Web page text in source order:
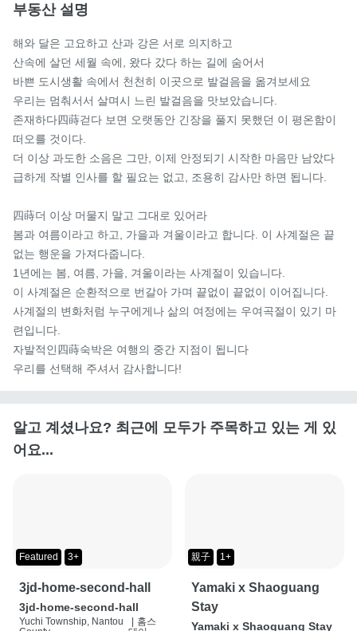
부동산 설명
해와 달은 고요하고 산과 강은 서로 의지하고
산속에 살던 세월 속에, 왔다 갔다 하는 길에 숨어서
바쁜 도시생활 속에서 천천히 이곳으로 발걸음을 옮겨보세요
우리는 멈춰서서 살며시 느린 발걸음을 맛보았습니다.
존재하다四蒔걷다 보면 오랫동안 긴장을 풀지 못했던 이 평온함이
떠오를 것이다.
더 이상 과도한 소음은 그만, 이제 안정되기 시작한 마음만 남았다
급하게 작별 인사를 할 필요는 없고, 조용히 감사만 하면 됩니다.
四蒔더 이상 머물지 말고 그대로 있어라
봄과 여름이라고 하고, 가을과 겨울이라고 합니다. 이 사계절은 끝
없는 행운을 가져다줍니다.
1년에는 봄, 여름, 가을, 겨울이라는 사계절이 있습니다.
이 사계절은 순환적으로 번갈아 가며 끝없이 끝없이 이어집니다.
사계절의 변화처럼 누구에게나 삶의 여정에는 우여곡절이 있기 마
련입니다.
자발적인四蒔숙박은 여행의 중간 지점이 됩니다
우리를 선택해 주셔서 감사합니다!
알고 계셨나요? 최근에 모두가 주목하고 있는 게 있
어요...
Featured 3+
3jd-home-second-hall
3jd-home-second-hall
Yuchi Township, Nantou
홈스
親子 1+
Yamaki x Shaoguang
Stay
Yamaki x Shaoguang Stay